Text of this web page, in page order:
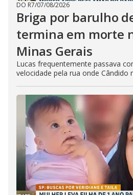
DO R7/07/08/2026
Briga por barulho
termina em morte
Minas Gerais
Lucas frequentemente passava
velocidade pela rua onde Cândido